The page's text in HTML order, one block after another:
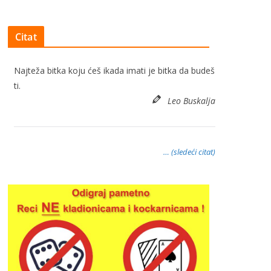
Citat
Najteža bitka koju ćeš ikada imati je bitka da budeš
ti.
Leo Buskalja
… (sledeći citat)